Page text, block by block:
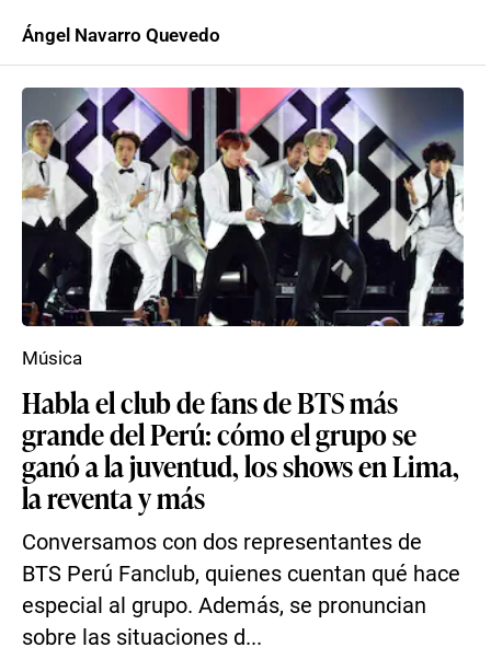
Ángel Navarro Quevedo
Habla el club de fans de BTS más
grande del Perú: cómo el grupo se
ganó a la juventud, los shows en Lima,
la reventa y más
Conversamos con dos representantes de
BTS Perú Fanclub, quienes cuentan qué hace
especial al grupo. Además, se pronuncian
sobre las situaciones d...
Música